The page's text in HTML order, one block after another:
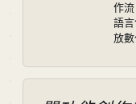
作
語
放數